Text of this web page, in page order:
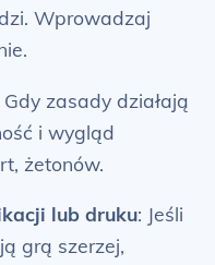
Wprowadzaj
Gdy zasady działają
i wygląd
żetonów.
lub druku: Jeśli
grą szerzej,